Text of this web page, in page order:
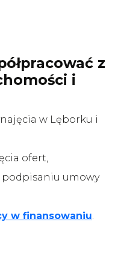
z
i
w Lęborku i
ofert,
umowy
w finansowaniu.